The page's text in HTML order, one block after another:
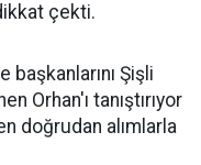
çekti.
Şişli
Orhan'ı tanıştırıyor
doğrudan alımlarla